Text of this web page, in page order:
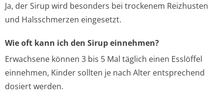
Ja, der Sirup wird besonders bei trockenem Reizhusten
und Halsschmerzen eingesetzt.
Wie oft kann ich den Sirup einnehmen?
Erwachsene können 3 bis 5 Mal täglich einen Esslöffel
einnehmen, Kinder sollten je nach Alter entsprechend
dosiert werden.